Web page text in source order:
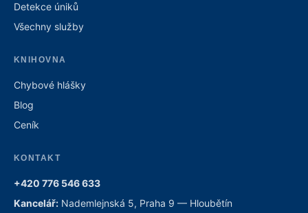
Detekce úniků
Všechny služby
KNIHOVNA
Chybové hlášky
Blog
Ceník
KONTAKT
+420 776 546 633
Kancelář: Nademlejnská 5, Praha 9 — Hloubětín